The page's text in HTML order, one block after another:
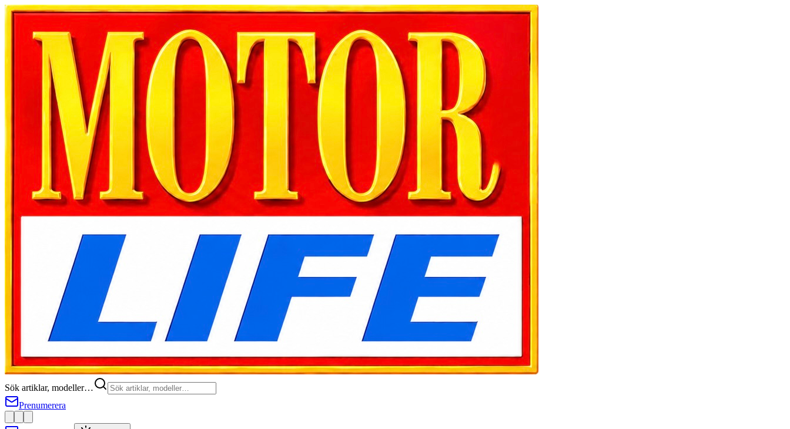
Sök artiklar, modeller…
Prenumerera